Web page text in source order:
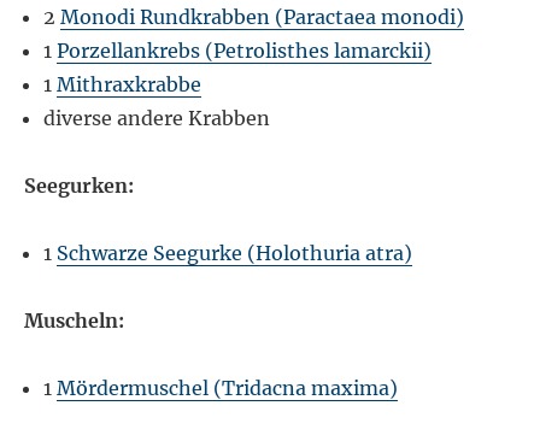
2Monodi Rundkrabben (Paractaea monodi)
1Porzellankrebs (Petrolisthes lamarckii)
1Mithraxkrabbe
diverse andere Krabben
Seegurken:
1 Schwarze Seegurke (Holothuria atra)
Muscheln:
1Mördermuschel (Tridacna maxima)